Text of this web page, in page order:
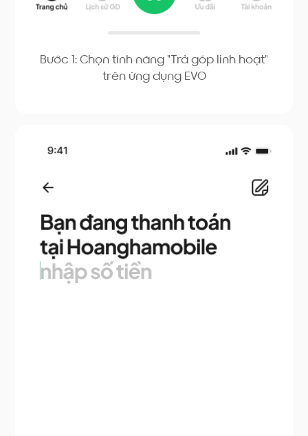
Bước 1: Chọn tính năng "Trả góp linh hoạt"
trên ứng dụng EVO